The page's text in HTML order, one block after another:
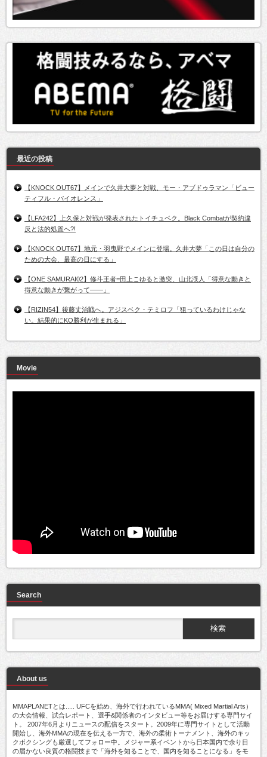
最近の投稿
【KNOCK OUT67】メインで久井大夢と対戦、モー・アブドゥラマン「ビュー
ティフル・バイオレンス」
【LFA242】上久保と対戦が発表されたトイチュベク。Black Combatが契約違
反と法的処置へ?!
【KNOCK OUT67】地元・羽曳野でメインに登場。久井大夢「この日は自分の
ための大会、最高の日にする」
【ONE SAMURAI02】修斗王者=田上こゆると激突、山北渓人「得意な動きと
得意な動きが繋がって――」
【RIZIN54】後藤丈治戦へ。アジスベク・テミロフ「狙っているわけじゃな
い。結果的にKO勝利が生まれる」
Movie
Search
About us
MMAPLANETとは..... UFCを始め、海外で行われているMMA( Mixed Martial Arts）
の大会情報、試合レポート、選手&関係者のインタビュー等をお届けする専門サイ
ト。 2007年6月よりニュースの配信をスタート。2009年に専門サイトとして活動
開始し、海外MMAの現在を伝える一方で、海外の柔術トーナメント、海外のキッ
クボクシングも厳選してフォロー中。メジャー系イベントから日本国内で余り目
の届かない良質の格闘技まで「海外を知ることで、国内を知ることになる」をモ